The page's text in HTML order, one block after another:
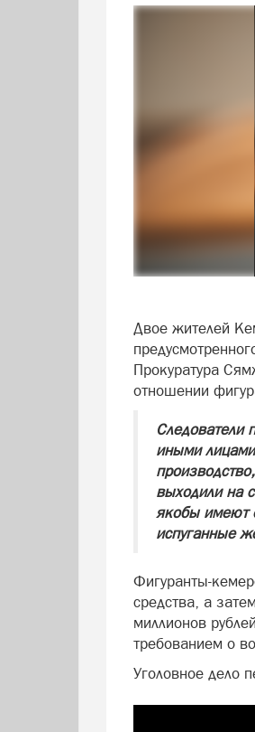
Двое жителей
Прокуратура
отношении
Следователи
иными
выходили на
якобы имеют
испуганные
Фигуранты-
средства, а
миллионов
требованием о
Уголовное дело